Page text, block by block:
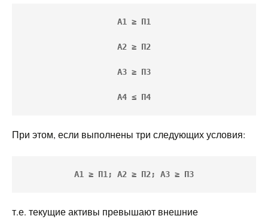
А1 ≥ П1
А2 ≥ П2
А3 ≥ П3
А4 ≤ П4
При этом, если выполнены три следующих условия:
А1 ≥ П1; А2 ≥ П2; А3 ≥ П3
т.е. текущие активы превышают внешние